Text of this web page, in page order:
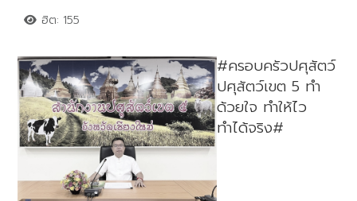
ฮิต: 155
#ครอบครัวปศุสัตว์
ปศุสัตว์เขต 5 ทำ
ด้วยใจ ทำให้ไว
ทำได้จริง#